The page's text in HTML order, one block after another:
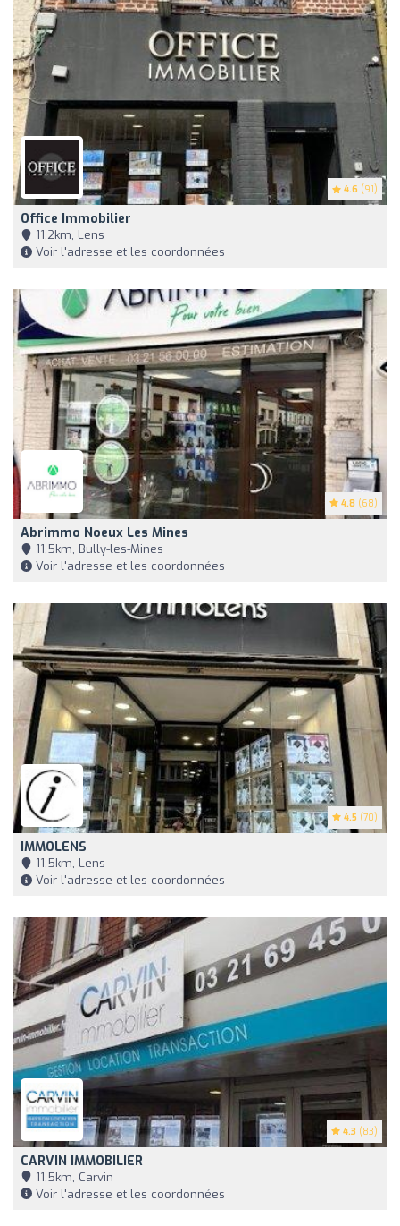
4.6 (91)
Office Immobilier
11,2km, Lens
Voir l'adresse et les coordonnées
4.8 (68)
Abrimmo Noeux Les Mines
11,5km, Bully-les-Mines
Voir l'adresse et les coordonnées
4.5 (70)
IMMOLENS
11,5km, Lens
Voir l'adresse et les coordonnées
4.3 (83)
CARVIN IMMOBILIER
11,5km, Carvin
Voir l'adresse et les coordonnées